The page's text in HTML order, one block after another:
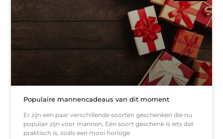
Populaire mannencadeaus van dit moment
Er zijn een paar verschillende soorten geschenken die nu
populair zijn voor mannen. Eén soort geschenk is iets dat
praktisch is, zoals een mooi horloge